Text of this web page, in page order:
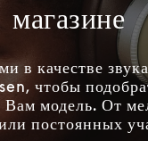
магазине
в качестве
чтобы
модель. От
постоянных